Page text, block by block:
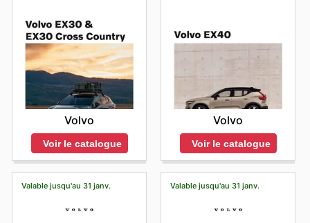
Volvo
Voir le catalogue
Volvo
Voir le catalogue
Valable jusqu'au 31 janv. Valable jusqu'au 31 janv.